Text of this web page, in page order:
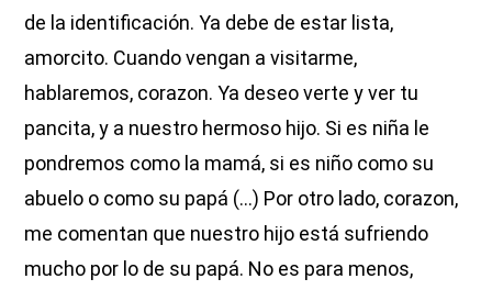
de la identificación. Ya debe de estar lista,
amorcito. Cuando vengan a visitarme,
hablaremos, corazon. Ya deseo verte y ver tu
pancita, y a nuestro hermoso hijo. Si es niña le
pondremos como la mamá, si es niño como su
abuelo o como su papá (...) Por otro lado, corazon,
me comentan que nuestro hijo está sufriendo
mucho por lo de su papá. No es para menos,